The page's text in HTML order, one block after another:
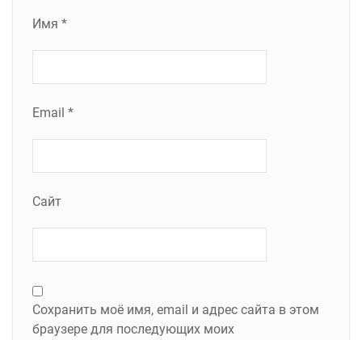
Имя *
Email *
Сайт
Сохранить моё имя, email и адрес сайта в этом
браузере для последующих моих